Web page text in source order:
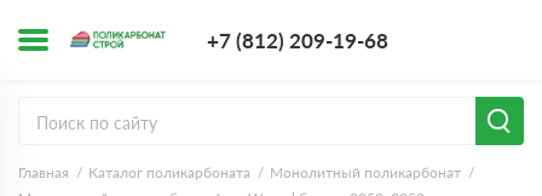
+7 (812) 209-19-68
Главная Каталог поликарбоната
Монолитный поликарбонат